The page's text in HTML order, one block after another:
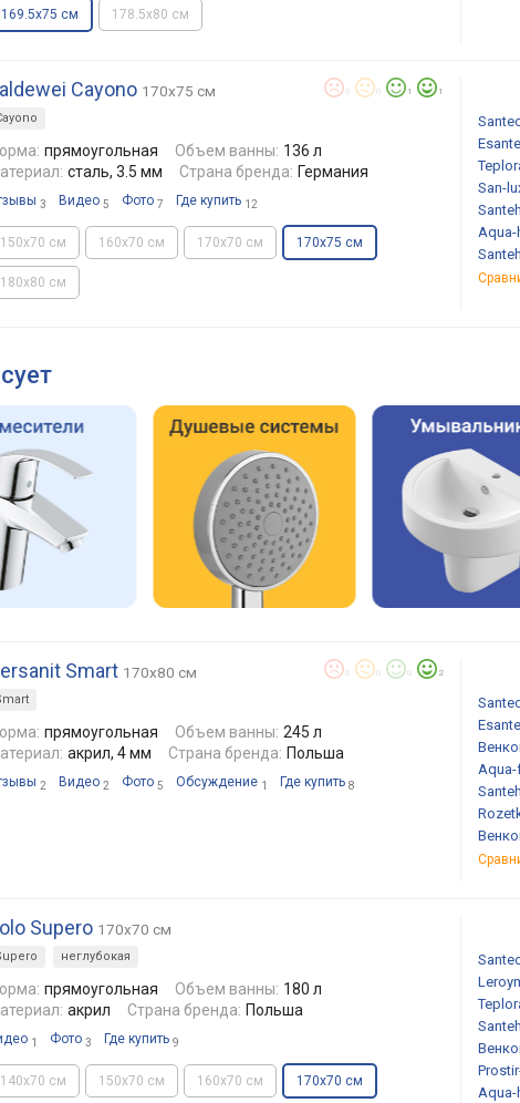
169.5x75 см 178.5x80 см
Cayono 170x75 см 1 1
прямоугольная Объем ванны: 136 л
сталь, 3.5 мм Страна бренда: Германия
3 Видео 5 Фото 7 Где купить 12
150x70 см 160x70 см 170x70 см 170x75 см
180x80 см
San-
Aqua-
Smart 170x80 см 2
прямоугольная Объем ванны: 245 л
акрил, 4 мм Страна бренда: Польша
2 Видео 2 Фото 5 Обсуждение 1 Где купить 8
Supero 170x70 см
неглубокая
прямоугольная Объем ванны: 180 л
акрил Страна бренда: Польша
1 Фото 3 Где купить 9
140x70 см 150x70 см 160x70 см 170x70 см